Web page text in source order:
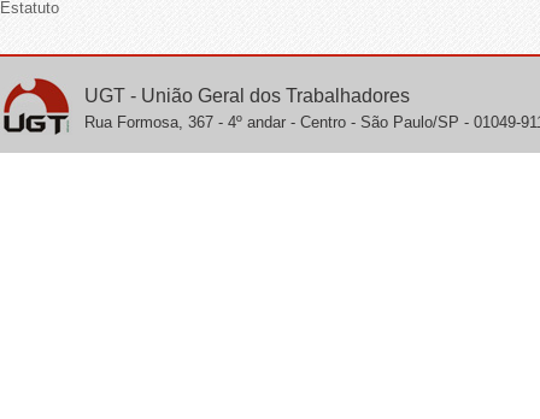
Estatuto
UGT - União Geral dos Trabalhadores
Rua Formosa, 367 - 4º andar - Centro - São Paulo/SP - 01049-